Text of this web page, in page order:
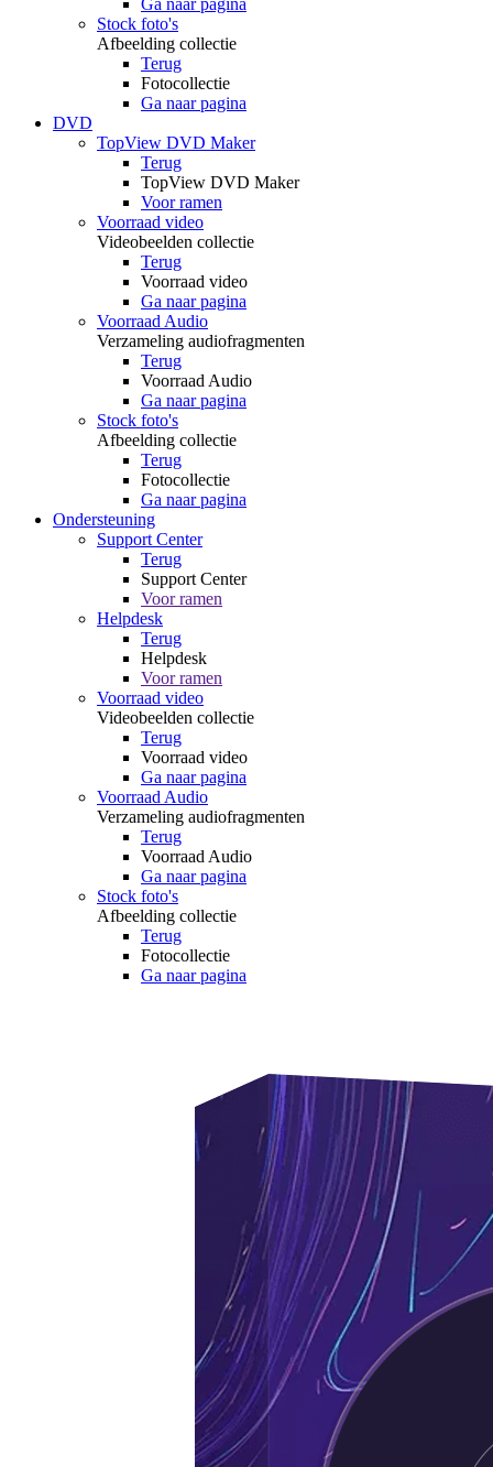
Ga naar pagina
Stock foto's
Afbeelding collectie
Terug
Fotocollectie
Ga naar pagina
DVD
TopView DVD Maker
Terug
TopView DVD Maker
Voor ramen
Voorraad video
Videobeelden collectie
Terug
Voorraad video
Ga naar pagina
Voorraad Audio
Verzameling audiofragmenten
Terug
Voorraad Audio
Ga naar pagina
Stock foto's
Afbeelding collectie
Terug
Fotocollectie
Ga naar pagina
Ondersteuning
Support Center
Terug
Support Center
Voor ramen
Helpdesk
Terug
Helpdesk
Voor ramen
Voorraad video
Videobeelden collectie
Terug
Voorraad video
Ga naar pagina
Voorraad Audio
Verzameling audiofragmenten
Terug
Voorraad Audio
Ga naar pagina
Stock foto's
Afbeelding collectie
Terug
Fotocollectie
Ga naar pagina